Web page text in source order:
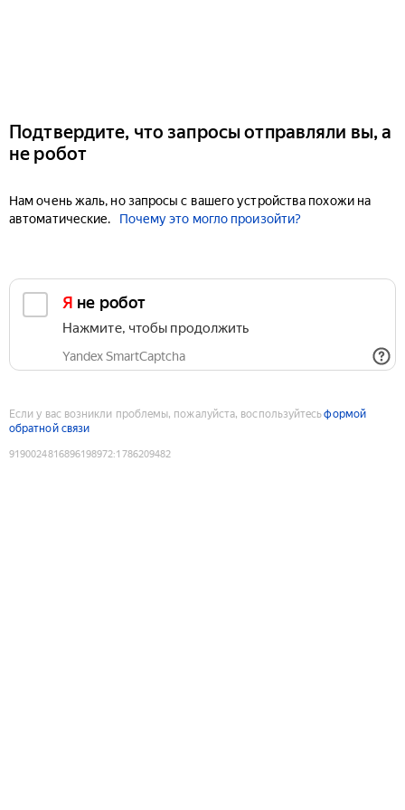
Подтвердите, что запросы отправляли вы, а
не робот
Нам очень жаль, но запросы с вашего устройства похожи на
автоматические.
Почему это могло произойти?
Я не робот
Нажмите, чтобы продолжить
Yandex SmartCaptcha
Если у вас возникли проблемы, пожалуйста, воспользуйтесьформой
обратной связи
9190024816896198972:1786209482